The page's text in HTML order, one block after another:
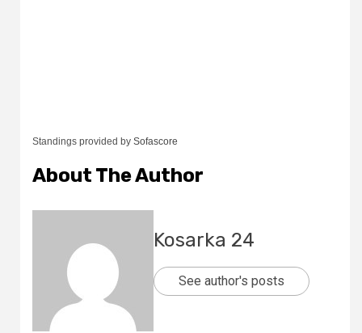
Standings provided by Sofascore
About The Author
Kosarka 24
See author's posts